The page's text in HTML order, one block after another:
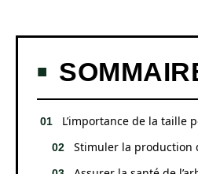
L’importance de la taille
Stimuler la production